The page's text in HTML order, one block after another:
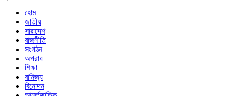
হোম
জাতীয়
সারাদেশ
রাজনীতি
সংগঠন
অপরাধ
শিক্ষা
বানিজ্য
বিনোদন